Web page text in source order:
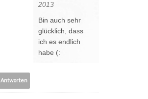
2013
Bin auch sehr
glücklich, dass
ich es endlich
habe (:
Antworten